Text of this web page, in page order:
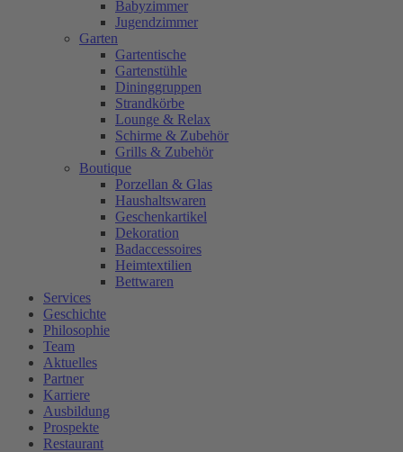
Babyzimmer
Jugendzimmer
Garten
Gartentische
Gartenstühle
Dininggruppen
Strandkörbe
Lounge & Relax
Schirme & Zubehör
Grills & Zubehör
Boutique
Porzellan & Glas
Haushaltswaren
Geschenkartikel
Dekoration
Badaccessoires
Heimtextilien
Bettwaren
Services
Geschichte
Philosophie
Team
Aktuelles
Partner
Karriere
Ausbildung
Prospekte
Restaurant